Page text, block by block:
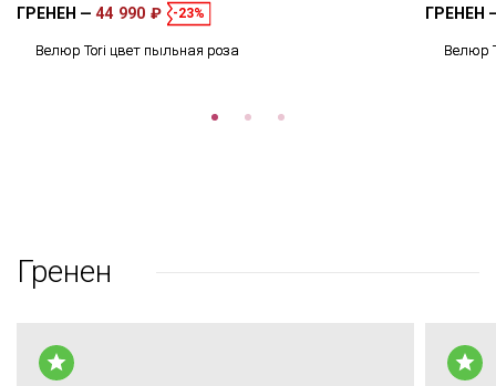
ГРЕНЕН 44 990 ₽ -23%
Велюр Tori цвет пыльная роза
ГРЕНЕН
Велюр
Гренен